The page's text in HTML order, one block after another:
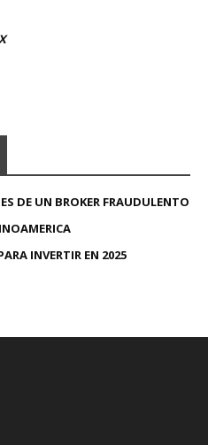
DE UN BROKER FRAUDULENTO
INVERTIR EN 2025